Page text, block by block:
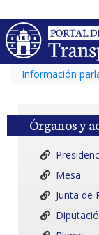
Información
Órganos y
Mesa
Junta de